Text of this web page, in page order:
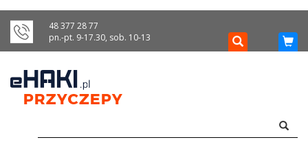
Menu
HOLOWNICZE
ELEKTRYCZNE
48 377 28 77
pn.-pt. 9-17.30, sob. 10-13